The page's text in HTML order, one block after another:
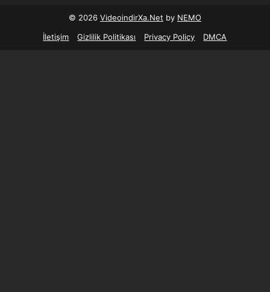
© 2026 VideoindirXa.Net by NEMO
İletişim
Gizlilik Politikası Privacy Policy DMCA